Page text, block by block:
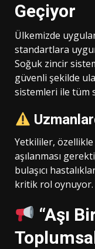
Geçiyor
Ülkemizde
standartlara
Soğuk zincir
güvenli şekilde
sistemleri ile tüm
Yetkililer, özellikle
aşılanması
bulaşıcı
kritik rol oynuyor.
“Aşı